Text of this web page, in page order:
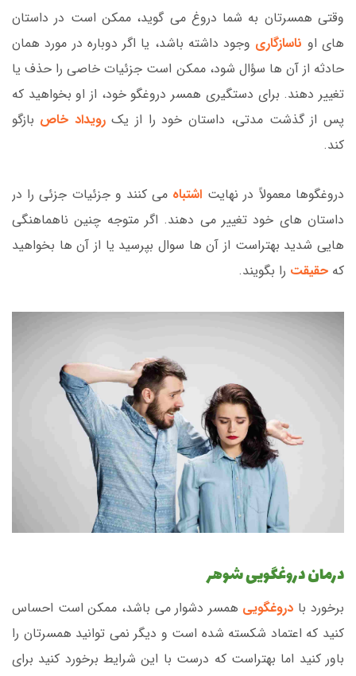
وقتی همسرتان به شما دروغ می گوید، ممکن است در داستان
های او ناسازگاری وجود داشته باشد، یا اگر دوباره در مورد همان
حادثه از آن ها سؤال شود، ممکن است جزئیات خاصی را حذف یا
تغییر دهند. برای دستگیری همسر دروغگو خود، از او بخواهید که
پس از گذشت مدتی، داستان خود را از یک رویداد خاص بازگو
کند.
دروغگوها معمولاً در نهایت اشتباه می کنند و جزئیات جزئی را در
داستان های خود تغییر می دهند. اگر متوجه چنین ناهماهنگی
هایی شدید بهتراست از آن ها سوال بپرسید یا از آن ها بخواهید
که حقیقت را بگویند.
درمان دروغگویی شوهر
برخورد با دروغگویی همسر دشوار می باشد، ممکن است احساس
کنید که اعتماد شکسته شده است و دیگر نمی توانید همسرتان را
باور کنید اما بهتراست که درست با این شرایط برخورد کنید برای